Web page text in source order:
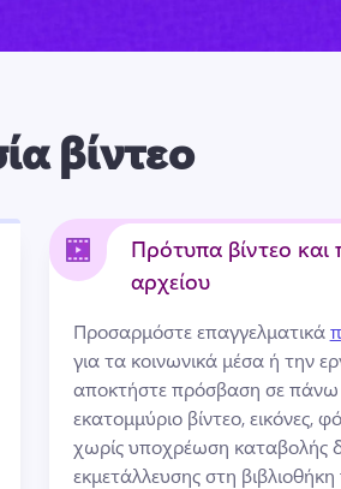
βίντεο
Πρότυπα βίντεο και
αρχείου
Προσαρμόστε επαγγελματικά
για τα κοινωνικά μέσα ή την
αποκτήστε πρόσβαση σε πάνω
εκατομμύριο βίντεο, εικόνες,
χωρίς υποχρέωση καταβολής
εκμετάλλευσης στη